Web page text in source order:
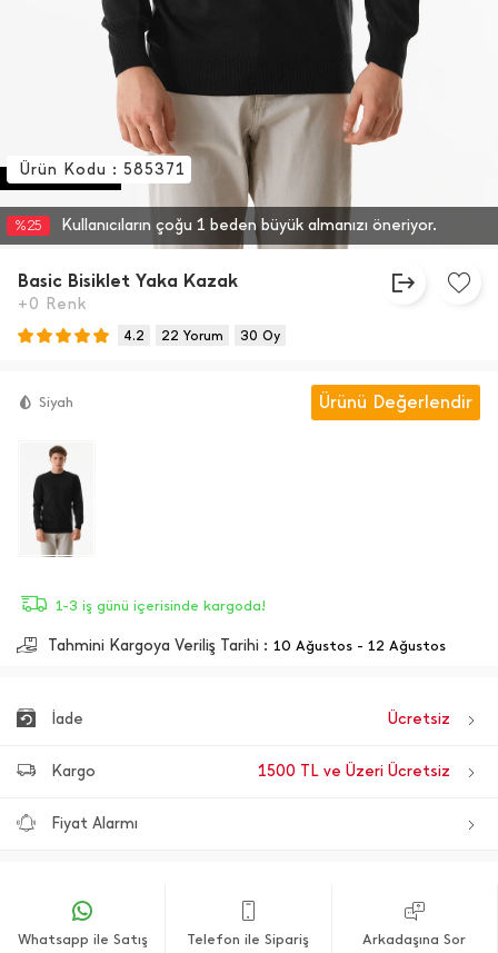
Kullanıcıların çoğu 1 beden büyük almanızı öneriyor.
1 BEDEN BÜYÜK
%25
Basic Bisiklet Yaka Kazak
+0 Renk
Ürün Kodu : 585371
4.2 22 Yorum 30 Oy
Siyah Ürünü Değerlendir
1-3 iş günü içerisinde kargoda!
Tahmini Kargoya Veriliş Tarihi : 10 Ağustos - 12 Ağustos
İade Ücretsiz
Kargo 1500 TL ve Üzeri Ücretsiz
Fiyat Alarmı
Whatsapp ile Satış Telefon ile Sipariş Arkadaşına Sor